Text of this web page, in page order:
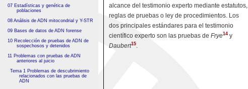
07 Estadísticas y genética de
poblaciones
08 Análisis de ADN mitocondrial y Y-STR
09 Bases de datos de ADN forense
10 Recolección de pruebas de ADN de
sospechosos y detenidos
11 Problemas con pruebas de ADN
anteriores al juicio
Tema 1 Problemas de descubrimiento
relacionados con las pruebas de
ADN
alcance del testimonio experto mediante estatutos,
reglas de pruebas o ley de procedimientos. Los
dos principales estándares para el testimonio
científico experto son las pruebas de Frye14 y
Daubert15.